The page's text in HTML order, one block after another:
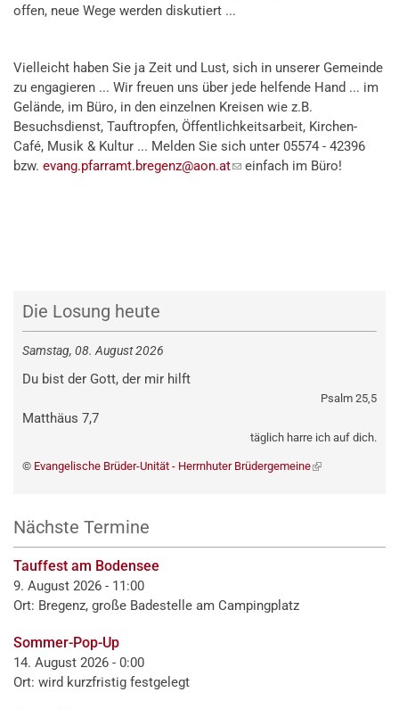
offen, neue Wege werden diskutiert ...
Vielleicht haben Sie ja Zeit und Lust, sich in unserer Gemeinde
zu engagieren ... Wir freuen uns über jede helfende Hand ... im
Gelände, im Büro, in den einzelnen Kreisen wie z.B.
Besuchsdienst, Tauftropfen, Öffentlichkeitsarbeit, Kirchen-
Café, Musik & Kultur ... Melden Sie sich unter 05574 - 42396
bzw. evang.pfarramt.bregenz@aon.at(linkeinfach im Büro!
Die Losung heute
Samstag, 08. August 2026
Du bist der Gott, der mir hilft
Psalm 25,5
Matthäus 7,7
täglich harre ich auf dich.
© Evangelische Brüder-Unität - Herrnhuter Brüdergemeine(externer
Nächste Termine
Tauffest am Bodensee
9. August 2026 - 11:00
Ort: Bregenz, große Badestelle am Campingplatz
Sommer-Pop-Up
14. August 2026 - 0:00
Ort: wird kurzfristig festgelegt